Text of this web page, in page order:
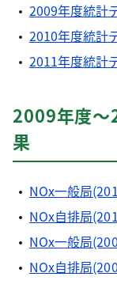
2009年度統計
2010年度統計
2011年度統計
2009年度～
果
NOx一般局
NOx自排局
NOx一般局
NOx自排局